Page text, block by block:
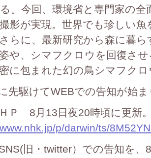
。今回、環境省と専門家の全
影が実現。世界でも珍しい
らに、最新研究から森に暮
や、シマフクロウを回復さ
に包まれた幻の鳥シマフク
先駆けてWEBでの告知が始
Ｐ 8月13日夜20時頃に更新
p/darwin/ts/
旧・twitter）での告知を、